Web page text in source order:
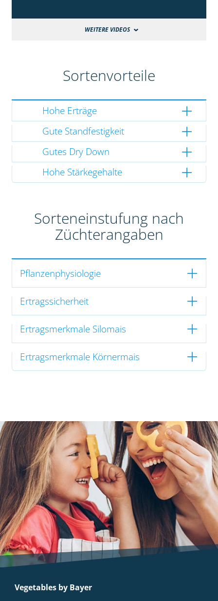
WEITERE VIDEOS
Sortenvorteile
Hohe Erträge
Gute Standfestigkeit
Gutes Dry Down
Hohe Stärkegehalte
Sorteneinstufung nach
Züchterangaben
Pflanzenphysiologie
Ertragssicherheit
Ertragsmerkmale Silomais
Ertragsmerkmale Körnermais
Vegetables by Bayer